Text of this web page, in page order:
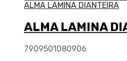
ALMA LAMINA DIANTEIRA
ALMA LAMINA
7909501080906